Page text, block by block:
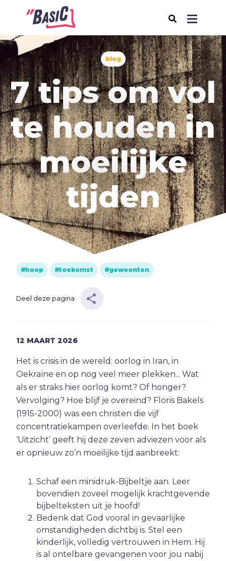
Over BasiC
Programma's
BasiC Let’s Move
BasiC Move It
BasiC Movement
Expeditie Klooster
Thema's
Samenleving
Seksualiteit
Muziek
Geloof
Identiteit
Blog
Denkprikkel
Video
Alle onderwerpen
A
Advent
Ambitie
Antisemitisme
Belijden
Beproeving
biddag
Bidden
blog
7 tips om vol
te houden in
moeilijke
tijden
hoop toekomst gewoonten
Deel deze pagina
12 MAART 2026
Het is crisis in de wereld: oorlog in Iran, in
Oekraïne en op nog veel meer plekken... Wat
als er straks hier oorlog komt? Of honger?
Vervolging? Hoe blijf je overeind? Floris Bakels
(1915-2000) was een christen die vijf
concentratiekampen overleefde. In het boek
‘Uitzicht’ geeft hij deze zeven adviezen voor als
er opnieuw zo’n moeilijke tijd aanbreekt:
Schaf een minidruk-Bijbeltje aan. Leer
bovendien zoveel mogelijk krachtgevende
bijbelteksten uit je hoofd!
Bedenk dat God vooral in gevaarlijke
omstandigheden dichtbij is. Stel een
kinderlijk, volledig vertrouwen in Hem. Hij
is al ontelbare gevangenen voor jou nabij